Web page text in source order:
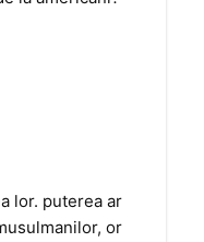
lor. puterea ar
or